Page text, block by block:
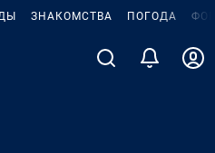
ЗНАКОМСТВА ПОГОДА